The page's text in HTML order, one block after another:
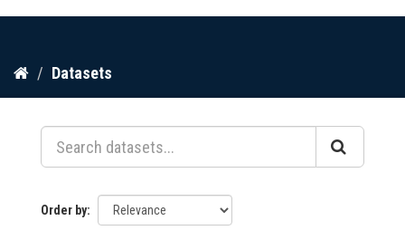
Skip
content
Datasets
Order by